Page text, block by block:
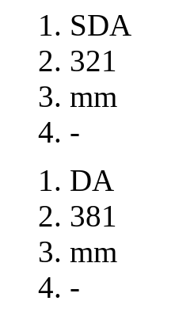
SDA
321
mm
-
DA
381
mm
-